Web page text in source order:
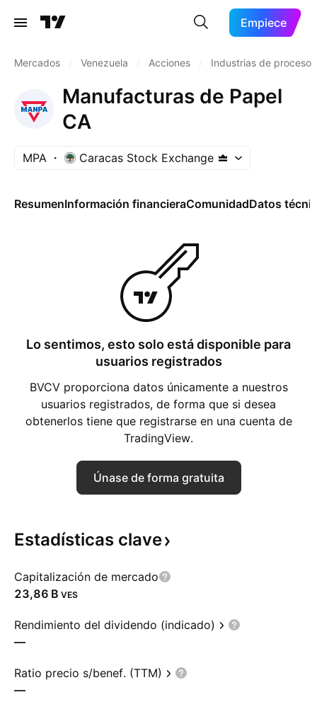
Empiece
Mercados Venezuela Acciones Industrias de proceso
Manufacturas de Papel
CA
MPA Caracas Stock Exchange
ResumenInformación financieraComunidadDatos
Lo sentimos, esto solo está disponible para
usuarios registrados
BVCV proporciona datos únicamente a nuestros
usuarios registrados, de forma que si desea
obtenerlos tiene que registrarse en una cuenta de
TradingView.
Únase de forma gratuita
Estadísticas clave
Capitalización de mercado
‪23,86 B‬ VES
Rendimiento del dividendo (indicado)
—
Ratio precio s/benef. (TTM)
—